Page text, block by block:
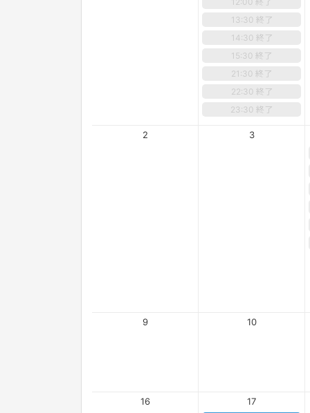
13:30 終了
14:30 終了
15:30 終了
21:30 終了
22:30 終了
23:30 終了
2 3
9 10
16 17